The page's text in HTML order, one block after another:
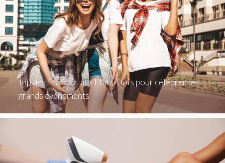
Top destinations aux États-Unis pour célébrer les
grands événements